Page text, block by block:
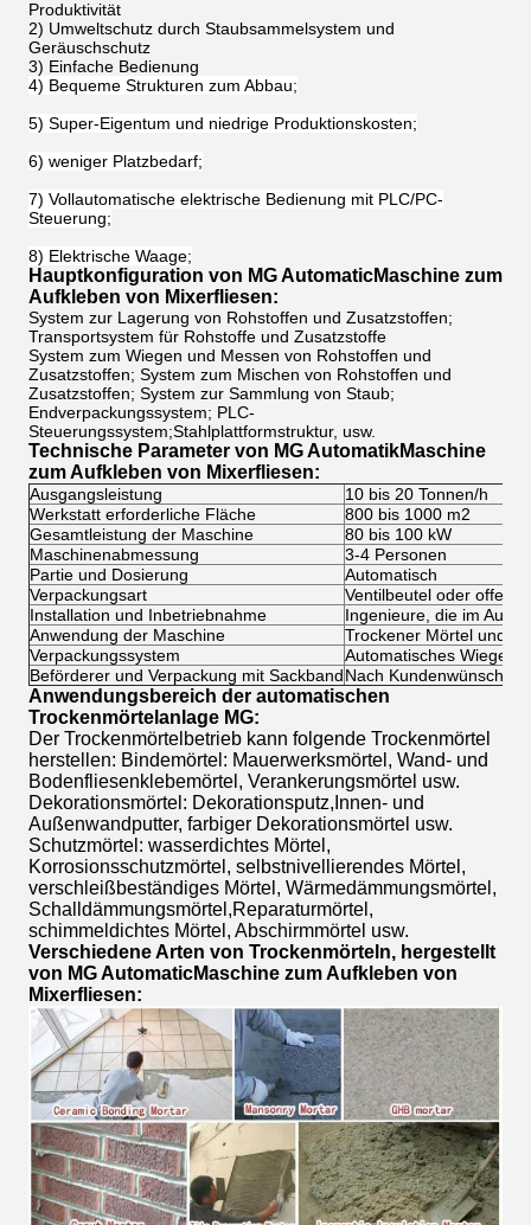
Produktivität
2) Umweltschutz durch Staubsammelsystem und
Geräuschschutz
3) Einfache Bedienung
4) Bequeme Strukturen zum Abbau;
5) Super-Eigentum und niedrige Produktionskosten;
6) weniger Platzbedarf;
7) Vollautomatische elektrische Bedienung mit PLC/PC-
Steuerung;
8) Elektrische Waage;
Hauptkonfiguration von MG AutomaticMaschine zum
Aufkleben von Mixerfliesen:
System zur Lagerung von Rohstoffen und Zusatzstoffen;
Transportsystem für Rohstoffe und Zusatzstoffe
System zum Wiegen und Messen von Rohstoffen und
Zusatzstoffen; System zum Mischen von Rohstoffen und
Zusatzstoffen; System zur Sammlung von Staub;
Endverpackungssystem; PLC-
Steuerungssystem;Stahlplattformstruktur, usw.
Technische Parameter von MG AutomatikMaschine
zum Aufkleben von Mixerfliesen:
Ausgangsleistung
10 bis 20 Tonnen/h
Werkstatt erforderliche Fläche
800 bis 1000 m2
Gesamtleistung der Maschine
80 bis 100 kW
Maschinenabmessung
3-4 Personen
Partie und Dosierung
Automatisch
Verpackungsart
Ventilbeutel oder
Installation und Inbetriebnahme
Ingenieure, die im
Anwendung der Maschine
Trockener Mörtel und
Verpackungssystem
Automatisches Wiegen
Beförderer und Verpackung mit SackbandNach Kundenwünschen
Anwendungsbereich der automatischen
Trockenmörtelanlage MG:
Der Trockenmörtelbetrieb kann folgende Trockenmörtel
herstellen: Bindemörtel: Mauerwerksmörtel, Wand- und
Bodenfliesenklebemörtel, Verankerungsmörtel usw.
Dekorationsmörtel: Dekorationsputz,Innen- und
Außenwandputter, farbiger Dekorationsmörtel usw.
Schutzmörtel: wasserdichtes Mörtel,
Korrosionsschutzmörtel, selbstnivellierendes Mörtel,
verschleißbeständiges Mörtel, Wärmedämmungsmörtel,
Schalldämmungsmörtel,Reparaturmörtel,
schimmeldichtes Mörtel, Abschirmmörtel usw.
Verschiedene Arten von Trockenmörteln, hergestellt
von MG AutomaticMaschine zum Aufkleben von
Mixerfliesen: